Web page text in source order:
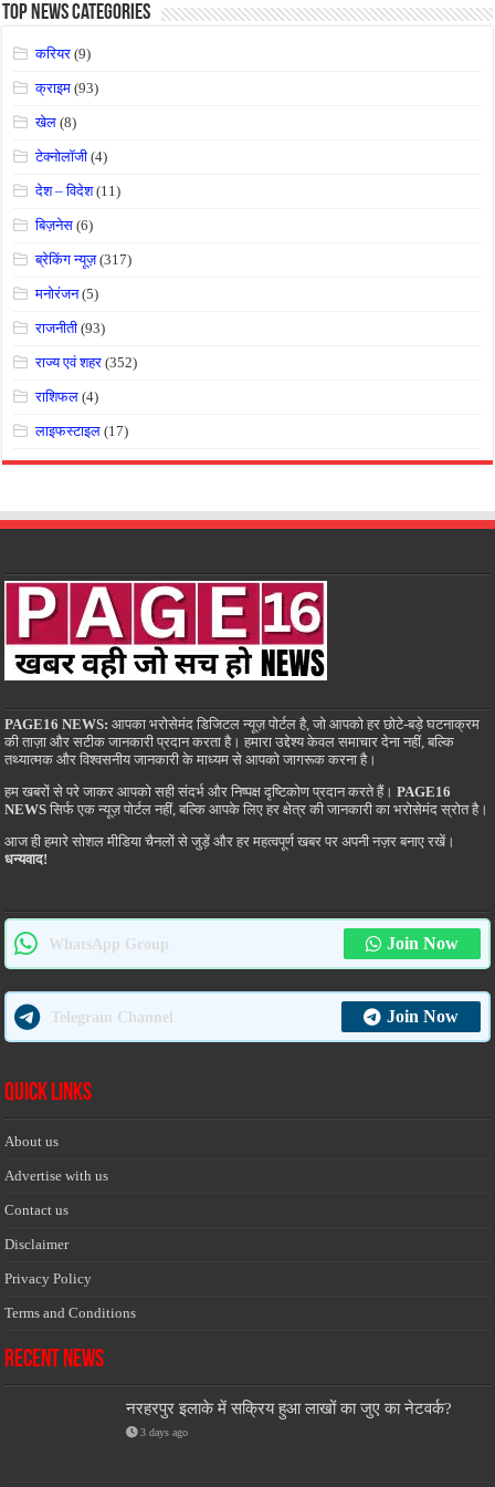
Top News Categories
करियर (9)
क्राइम (93)
खेल (8)
टेक्नोलॉजी (4)
देश – विदेश(11)
बिज़नेस (6)
ब्रेकिंग न्यूज़(317)
मनोरंजन(5)
राजनीती (93)
राज्य एवं शहर (352)
राशिफल (4)
लाइफस्टाइल (17)
PAGE16 NEWS: आपका भरोसेमंद डिजिटल न्यूज़ पोर्टल है, जो आपको हर छोटे-बड़े घटनाक्रम
की ताज़ा और सटीक जानकारी प्रदान करता है। हमारा उद्देश्य केवल समाचार देना नहीं, बल्कि
तथ्यात्मक और विश्वसनीय जानकारी के माध्यम से आपको जागरूक करना है।
हम खबरों से परे जाकर आपको सही संदर्भ और निष्पक्ष दृष्टिकोण प्रदान करते हैं।PAGE16
NEWS सिर्फ एक न्यूज़ पोर्टल नहीं, बल्कि आपके लिए हर क्षेत्र की जानकारी का भरोसेमंद स्रोत है।
आज ही हमारे सोशल मीडिया चैनलों से जुड़ें और हर महत्वपूर्ण खबर पर अपनी नज़र बनाए रखें।
धन्यवाद!
WhatsApp Group Join Now
Telegram Channel Join Now
Quick Links
About us
Advertise with us
Contact us
Disclaimer
Privacy Policy
Terms and Conditions
Recent News
नरहरपुर इलाके में सक्रिय हुआ लाखों का जुए का नेटवर्क?
3 days ago